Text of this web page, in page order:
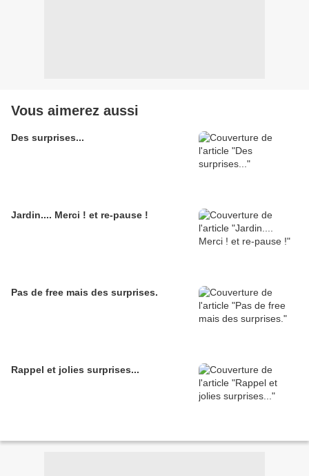
Vous aimerez aussi
Des surprises...
Jardin.... Merci ! et re-pause !
Pas de free mais des surprises.
Rappel et jolies surprises...